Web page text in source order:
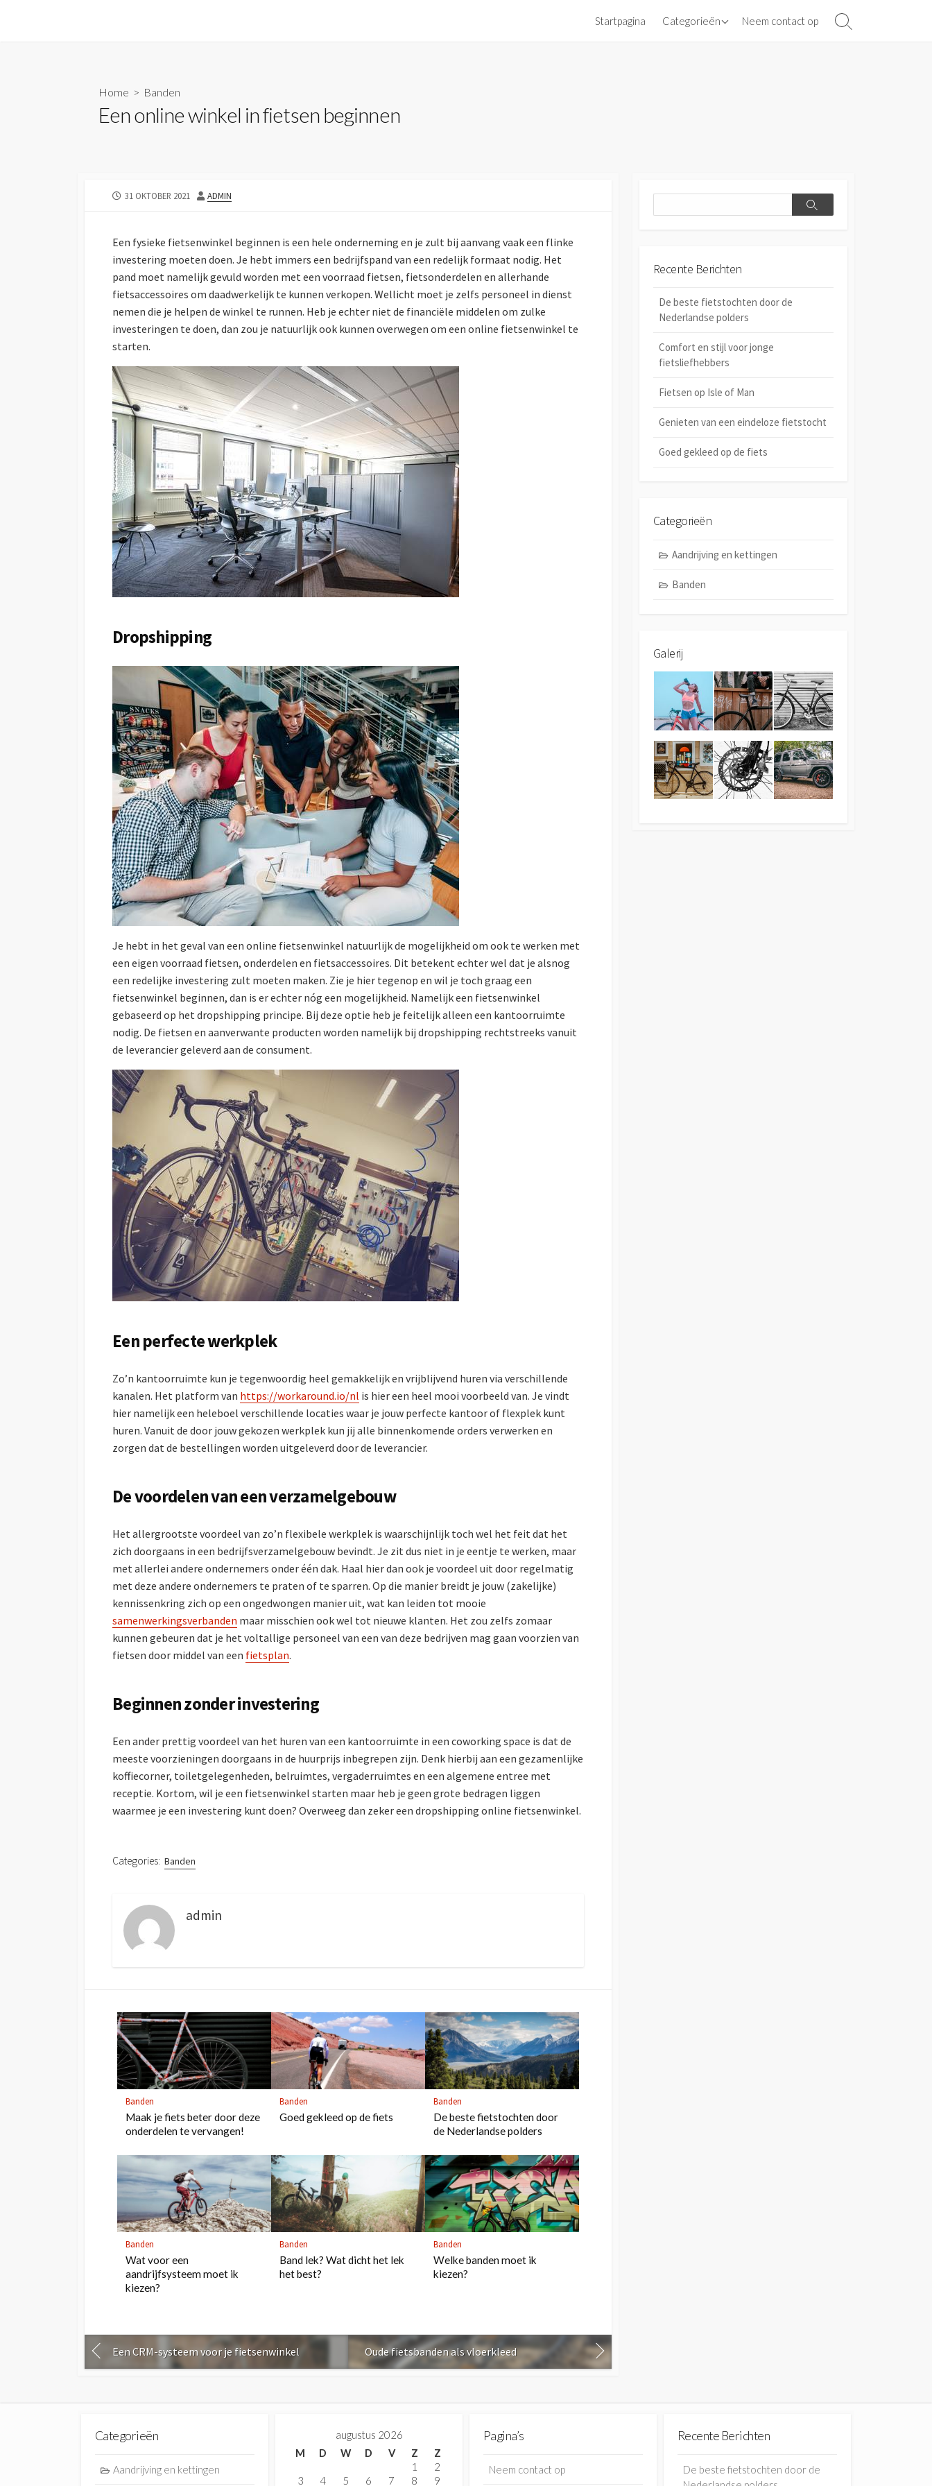
content
Startpagina Categorieën
Banden
Neem contact op
Search
Home > Banden
Een online winkel in fietsen beginnen
PUBLISHED
31 OKTOBER 2021 AUTHOR
ADMIN
Een fysieke fietsenwinkel beginnen is een hele onderneming en je zult bij aanvang vaak een flinke
investering moeten doen. Je hebt immers een bedrijfspand van een redelijk formaat nodig. Het
pand moet namelijk gevuld worden met een voorraad fietsen, fietsonderdelen en allerhande
fietsaccessoires om daadwerkelijk te kunnen verkopen. Wellicht moet je zelfs personeel in dienst
nemen die je helpen de winkel te runnen. Heb je echter niet de financiële middelen om zulke
investeringen te doen, dan zou je natuurlijk ook kunnen overwegen om een online fietsenwinkel te
starten.
Dropshipping
Je hebt in het geval van een online fietsenwinkel natuurlijk de mogelijkheid om ook te werken met
een eigen voorraad fietsen, onderdelen en fietsaccessoires. Dit betekent echter wel dat je alsnog
een redelijke investering zult moeten maken. Zie je hier tegenop en wil je toch graag een
fietsenwinkel beginnen, dan is er echter nóg een mogelijkheid. Namelijk een fietsenwinkel
gebaseerd op het dropshipping principe. Bij deze optie heb je feitelijk alleen een kantoorruimte
nodig. De fietsen en aanverwante producten worden namelijk bij dropshipping rechtstreeks vanuit
de leverancier geleverd aan de consument.
Een perfecte werkplek
Zo’n kantoorruimte kun je tegenwoordig heel gemakkelijk en vrijblijvend huren via verschillende
kanalen. Het platform van https://workaround.io/nl is hier een heel mooi voorbeeld van. Je vindt
hier namelijk een heleboel verschillende locaties waar je jouw perfecte kantoor of flexplek kunt
huren. Vanuit de door jouw gekozen werkplek kun jij alle binnenkomende orders verwerken en
zorgen dat de bestellingen worden uitgeleverd door de leverancier.
De voordelen van een verzamelgebouw
Het allergrootste voordeel van zo’n flexibele werkplek is waarschijnlijk toch wel het feit dat het
zich doorgaans in een bedrijfsverzamelgebouw bevindt. Je zit dus niet in je eentje te werken, maar
met allerlei andere ondernemers onder één dak. Haal hier dan ook je voordeel uit door regelmatig
met deze andere ondernemers te praten of te sparren. Op die manier breidt je jouw (zakelijke)
kennissenkring zich op een ongedwongen manier uit, wat kan leiden tot mooie
samenwerkingsverbanden maar misschien ook wel tot nieuwe klanten. Het zou zelfs zomaar
kunnen gebeuren dat je het voltallige personeel van een van deze bedrijven mag gaan voorzien van
fietsen door middel van een fietsplan.
Beginnen zonder investering
Een ander prettig voordeel van het huren van een kantoorruimte in een coworking space is dat de
meeste voorzieningen doorgaans in de huurprijs inbegrepen zijn. Denk hierbij aan een gezamenlijke
koffiecorner, toiletgelegenheden, belruimtes, vergaderruimtes en een algemene entree met
receptie. Kortom, wil je een fietsenwinkel starten maar heb je geen grote bedragen liggen
waarmee je een investering kunt doen? Overweeg dan zeker een dropshipping online fietsenwinkel.
Categories: Banden
admin
Banden
Maak je fiets beter door deze
onderdelen te vervangen!
Banden
Goed gekleed op de fiets
Banden
De beste fietstochten door
de Nederlandse polders
Banden
Wat voor een
aandrijfsysteem moet ik
kiezen?
Banden
Band lek? Wat dicht het lek
het best?
Banden
Welke banden moet ik
kiezen?
Een CRM-systeem voor je fietsenwinkel Oude fietsbanden als vloerkleed
Search
Recente Berichten
De beste fietstochten door de
Nederlandse polders
Comfort en stijl voor jonge
fietsliefhebbers
Fietsen op Isle of Man
Genieten van een eindeloze fietstocht
Goed gekleed op de fiets
Categorieën
Aandrijving en kettingen
Banden
Galerij
Categorieën
Aandrijving en kettingen
augustus 2026
M
D W D V Z
Z
1
2
3
4 5 6 7 8 9
Pagina’s
Neem contact op
Recente Berichten
De beste fietstochten door de